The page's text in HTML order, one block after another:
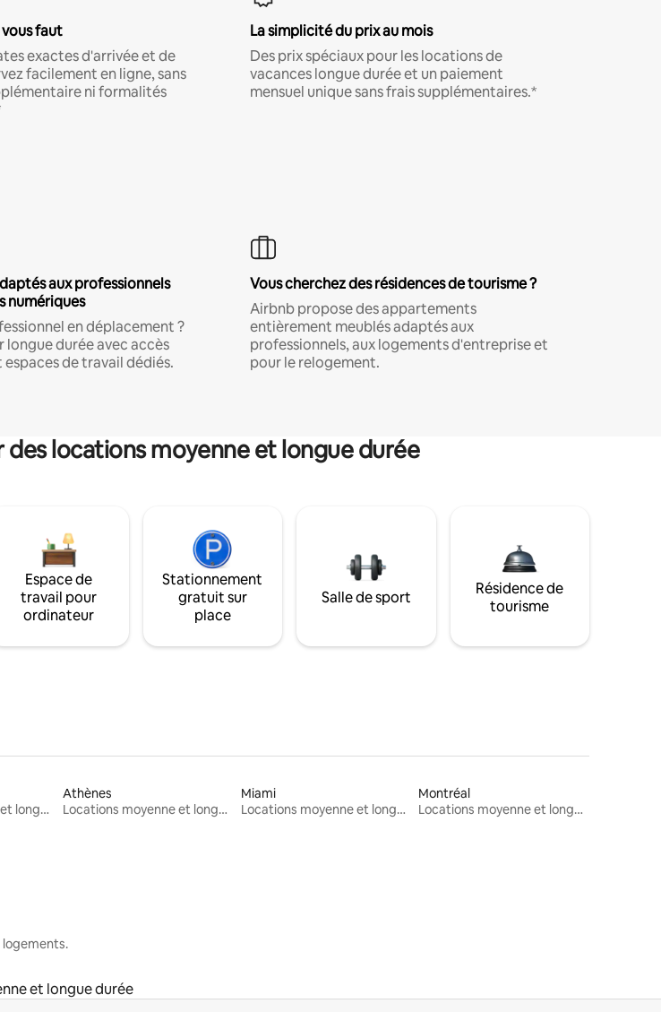
faut
exactes d'arrivée et de
facilement en ligne, sans
ni formalités
La simplicité du prix au mois
Des prix spéciaux pour les locations de
vacances longue durée et un paiement
mensuel unique sans frais supplémentaires.*
aux professionnels
numériques
en déplacement ?
longue durée avec accès
de travail dédiés.
Vous cherchez des résidences de tourisme ?
Airbnb propose des appartements
entièrement meublés adaptés aux
professionnels, aux logements d'entreprise et
pour le relogement.
locations moyenne et longue durée
Espace de
travail pour
ordinateur
Stationnement
gratuit sur
place
Salle de sport
Résidence de
tourisme
Locations moyenne et longue durée
Athènes
Locations moyenne et longue durée
Miami
Locations moyenne et longue durée
Montréal
Locations moyenne et longue durée
logements.
et longue durée